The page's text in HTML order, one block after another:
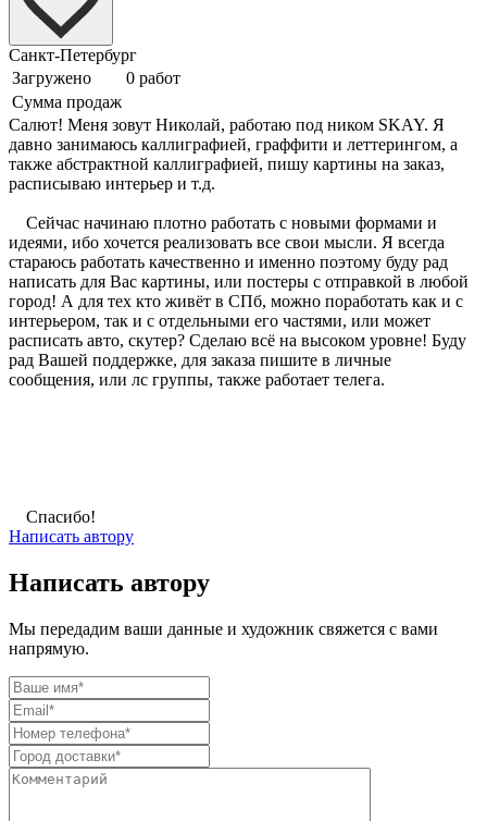
Санкт-Петербург
Загружено
0 работ
Сумма продаж
Салют! Меня зовут Николай, работаю под ником SKAY. Я
давно занимаюсь каллиграфией, граффити и леттерингом, а
также абстрактной каллиграфией, пишу картины на заказ,
расписываю интерьер и т.д.
Сейчас начинаю плотно работать с новыми формами и
идеями, ибо хочется реализовать все свои мысли. Я всегда
стараюсь работать качественно и именно поэтому буду рад
написать для Вас картины, или постеры с отправкой в любой
город! А для тех кто живёт в СПб, можно поработать как и с
интерьером, так и с отдельными его частями, или может
расписать авто, скутер? Сделаю всё на высоком уровне! Буду
рад Вашей поддержке, для заказа пишите в личные
сообщения, или лс группы, также работает телега.
Спасибо!
Написать автору
Написать автору
Мы передадим ваши данные и художник свяжется с вами
напрямую.